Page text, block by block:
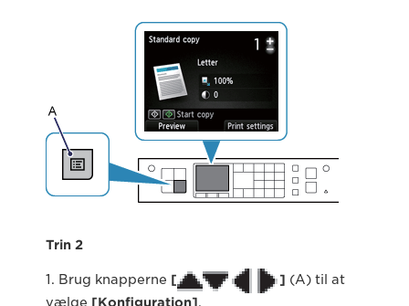
Trin 2
1. Brug knapperne [ ] (A) til at
vælge [Konfiguration].